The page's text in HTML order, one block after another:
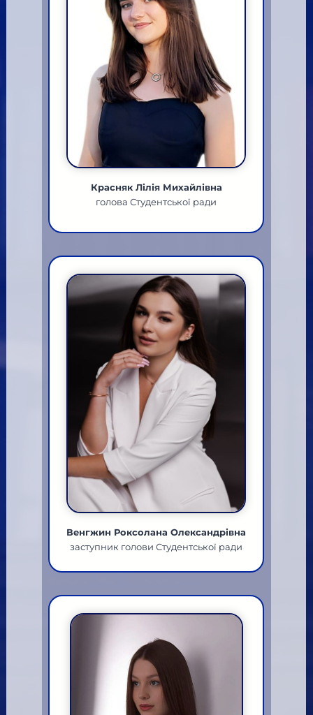
Красняк Лілія Михайлівна
голова Студентської ради
Венгжин Роксолана Олександрівна
заступник голови Студентської ради